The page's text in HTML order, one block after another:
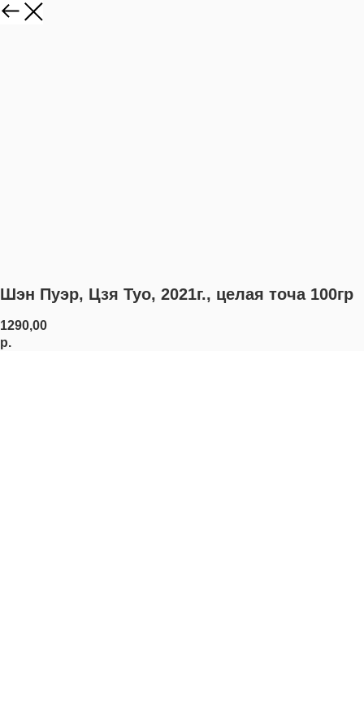
Шэн Пуэр, Цзя Туо, 2021г., целая точа 100гр
1290,00
р.